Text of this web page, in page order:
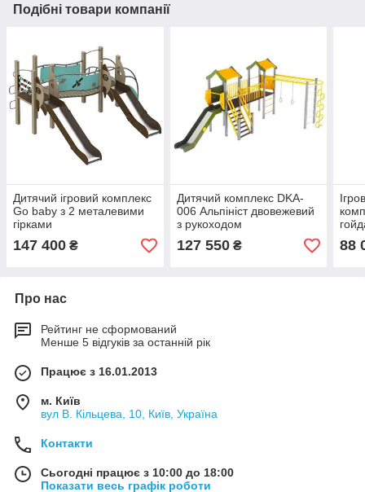
Подібні товари компанії
Дитячий ігровий комплекс
Go baby з 2 металевими
гірками
147 400 ₴
Дитячий комплекс DKA-
006 Альпініст двовежевий
з рукоходом
127 550₴ 88
Про нас
Рейтинг не сформований
Менше 5 відгуків за останній рік
Працює з 16.01.2013
м. Київ
вул В. Кільцева, 10, Київ, Україна
Контакти
Сьогодні працює з 10:00 до 18:00
Показати весь графік роботи